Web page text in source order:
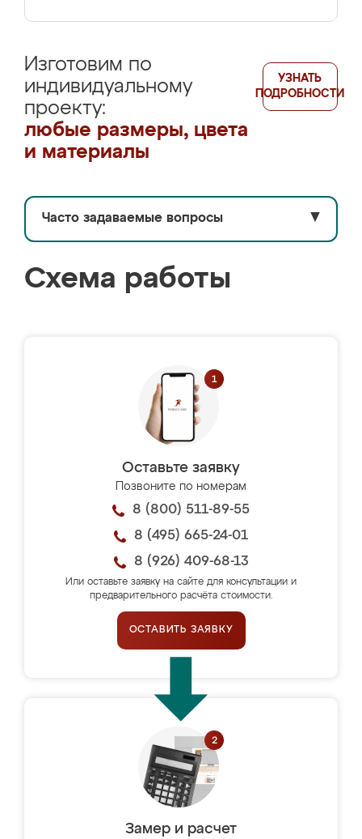
Изготовим по
индивидуальному
проекту:
любые размеры, цвета
и материалы
УЗНАТЬ
ПОДРОБНОСТИ
Часто задаваемые вопросы ▼
Схема работы
Оставьте заявку
Позвоните по номерам
8 (800) 511-89-55
8 (495) 665-24-01
8 (926) 409-68-13
Или оставьте заявку на сайте для консультации и
предварительного расчёта стоимости.
ОСТАВИТЬ ЗАЯВКУ
Замер и расчет